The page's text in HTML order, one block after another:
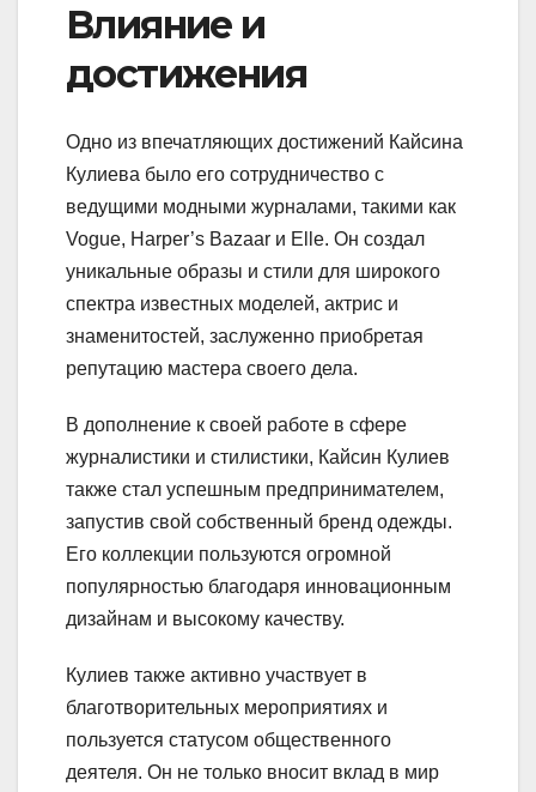
Влияние и
достижения
Одно из впечатляющих достижений Кайсина
Кулиева было его сотрудничество с
ведущими модными журналами, такими как
Vogue, Harper’s Bazaar и Elle. Он создал
уникальные образы и стили для широкого
спектра известных моделей, актрис и
знаменитостей, заслуженно приобретая
репутацию мастера своего дела.
В дополнение к своей работе в сфере
журналистики и стилистики, Кайсин Кулиев
также стал успешным предпринимателем,
запустив свой собственный бренд одежды.
Его коллекции пользуются огромной
популярностью благодаря инновационным
дизайнам и высокому качеству.
Кулиев также активно участвует в
благотворительных мероприятиях и
пользуется статусом общественного
деятеля. Он не только вносит вклад в мир